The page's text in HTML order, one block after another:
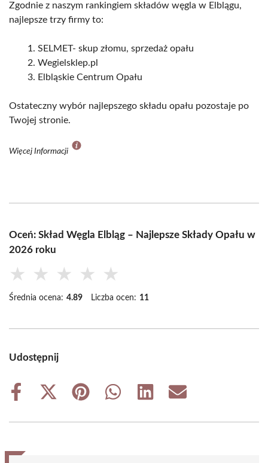
Zgodnie z naszym rankingiem składów węgla w Elblągu,
najlepsze trzy firmy to:
SELMET- skup złomu, sprzedaż opału
Wegielsklep.pl
Elbląskie Centrum Opału
Ostateczny wybór najlepszego składu opału pozostaje po
Twojej stronie.
Więcej Informacji
Oceń: Skład Węgla Elbląg – Najlepsze Składy Opału w
2026 roku
★ ★ ★ ★ ★
Średnia ocena: 4.89 Liczba ocen: 11
Udostępnij
Share
Share
(Twitter)
Share
Share
Share
Share